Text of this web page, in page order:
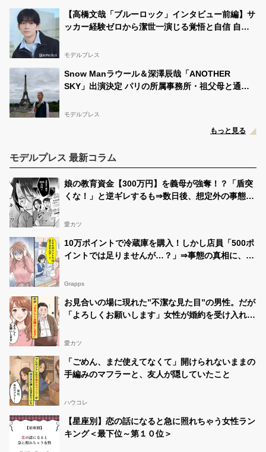
【高橋文哉「ブルーロック」インタビュー前編】サ
ッカー経験ゼロから潔世一演じる覚悟と自信 自分
トでしたが」
モデルプレス
Snow Manラウール＆深澤辰哉「ANOTHER
SKY」出演決定 パリの所属事務所・祖父母と通っ
モデルプレス
もっと見る
モデルプレス 最新コラム
娘の教育資金【300万円】を義母が強奪！？「盾突
くな！」と逆ギレするも⇒数日後、想定外の事態に
愛カツ
10万ポイントで冷蔵庫を購入！しかし店員「500ポ
イントでは足りませんが…？」⇒事態の真相に、全
Grapps
お見合いの場に現れた”不潔な見た目”の男性。だが
「よろしくお願いします」女性が婚約を受け入れた
愛カツ
「ごめん、まだ使えてなくて」開けられないままの
手編みのマフラーと、友人が隠していたこと
ハウコレ
【星座別】恋の話になると急に照れちゃう女性ラン
キング＜最下位～第１０位＞